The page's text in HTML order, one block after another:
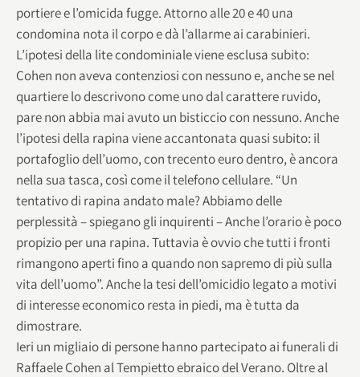
portiere e l’omicida fugge. Attorno alle 20 e 40 una
condomina nota il corpo e dà l’allarme ai carabinieri.
L’ipotesi della lite condominiale viene esclusa subito:
Cohen non aveva contenziosi con nessuno e, anche se nel
quartiere lo descrivono come uno dal carattere ruvido,
pare non abbia mai avuto un bisticcio con nessuno. Anche
l’ipotesi della rapina viene accantonata quasi subito: il
portafoglio dell’uomo, con trecento euro dentro, è ancora
nella sua tasca, così come il telefono cellulare. “Un
tentativo di rapina andato male? Abbiamo delle
perplessità – spiegano gli inquirenti – Anche l’orario è poco
propizio per una rapina. Tuttavia è ovvio che tutti i fronti
rimangono aperti fino a quando non sapremo di più sulla
vita dell’uomo”. Anche la tesi dell’omicidio legato a motivi
di interesse economico resta in piedi, ma è tutta da
dimostrare.
Ieri un migliaio di persone hanno partecipato ai funerali di
Raffaele Cohen al Tempietto ebraico del Verano. Oltre al